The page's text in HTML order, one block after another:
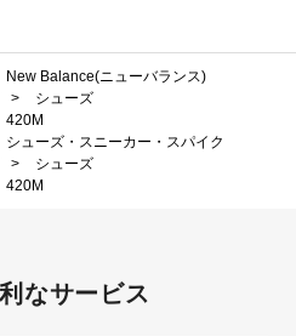
New Balance(ニューバランス)
>
シューズ
420M
シューズ・スニーカー・スパイク
>
シューズ
420M
なサービス